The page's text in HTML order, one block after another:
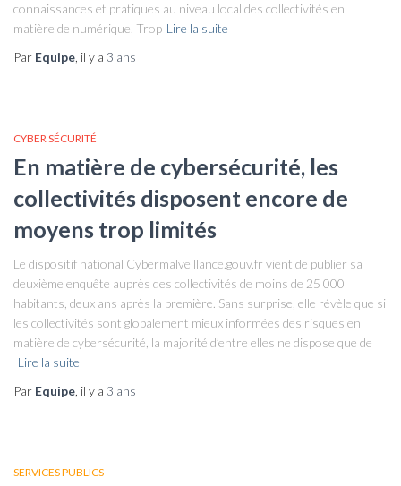
connaissances et pratiques au niveau local des collectivités en
matière de numérique. Trop Lire la suite
Par Equipe , il y a 3 ans
CYBER SÉCURITÉ
En matière de cybersécurité, les
collectivités disposent encore de
moyens trop limités
Le dispositif national Cybermalveillance.gouv.fr vient de publier sa
deuxième enquête auprès des collectivités de moins de 25 000
habitants, deux ans après la première. Sans surprise, elle révèle que si
les collectivités sont globalement mieux informées des risques en
matière de cybersécurité, la majorité d’entre elles ne dispose que de
Lire la suite
Par Equipe , il y a 3 ans
SERVICES PUBLICS